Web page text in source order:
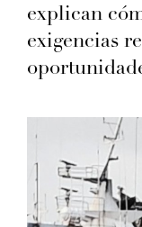
explican
exigencias